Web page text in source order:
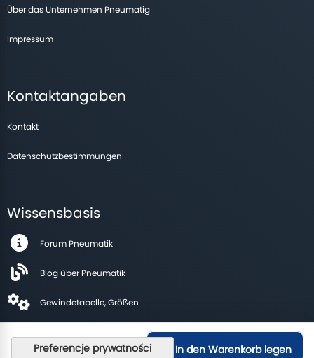
In den Warenkorb legen
Über das Unternehmen Pneumatig
Impressum
Kontaktangaben
Kontakt
Datenschutzbestimmungen
Wissensbasis
Forum Pneumatik
Blog über Pneumatik
Gewindetabelle, Größen